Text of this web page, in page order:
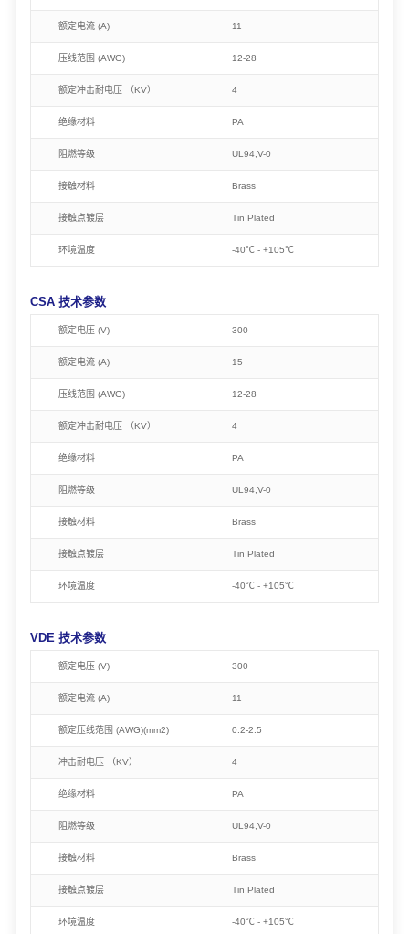
额定电流 (A) 11
压线范围 (AWG) 12-28
额定冲击耐电压 （KV） 4
绝缘材料 PA
阻燃等级 UL94,V-0
接触材料 Brass
接触点镀层 Tin Plated
环境温度 -40℃ - +105℃
CSA 技术参数
额定电压 (V) 300
额定电流 (A) 15
压线范围 (AWG) 12-28
额定冲击耐电压 （KV） 4
绝缘材料 PA
阻燃等级 UL94,V-0
接触材料 Brass
接触点镀层 Tin Plated
环境温度 -40℃ - +105℃
VDE 技术参数
额定电压 (V) 300
额定电流 (A) 11
额定压线范围 (AWG)(mm2) 0.2-2.5
冲击耐电压 （KV） 4
绝缘材料 PA
阻燃等级 UL94,V-0
接触材料 Brass
接触点镀层 Tin Plated
环境温度 -40℃ - +105℃